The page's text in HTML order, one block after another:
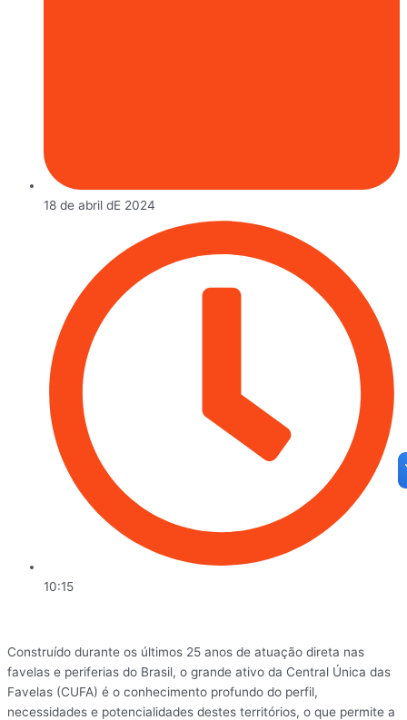
18 de abril dE 2024
10:15
Construído durante os últimos 25 anos de atuação direta nas
favelas e periferias do Brasil, o grande ativo da Central Única das
Favelas (CUFA) é o conhecimento profundo do perfil,
necessidades e potencialidades destes territórios, o que permite a